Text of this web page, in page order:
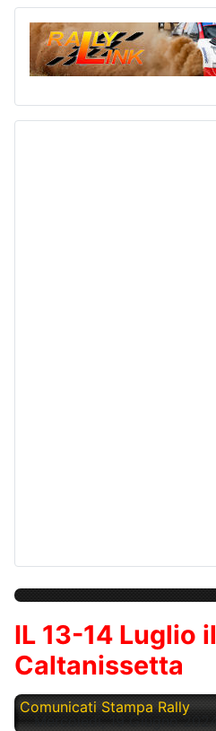
IL 13-14 Luglio
Caltanissetta
Comunicati Stampa Rally
Mercoledì, 19 Giugno 2024